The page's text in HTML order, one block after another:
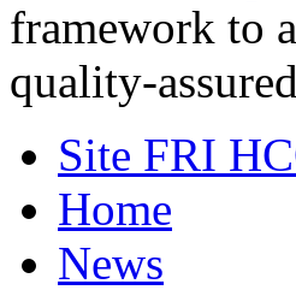
framework to
quality-
Site FRI
Home
News